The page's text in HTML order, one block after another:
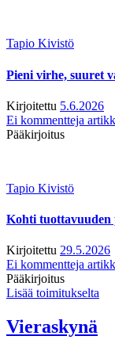
Tapio Kivistö
Pieni virhe, suuret
Kirjoitettu 5.6.2026
Ei kommentteja
Pääkirjoitus
Tapio Kivistö
Kohti tuottavuuden
Kirjoitettu 29.5.2026
Ei kommentteja
Pääkirjoitus
Lisää toimitukselta
Vieraskynä